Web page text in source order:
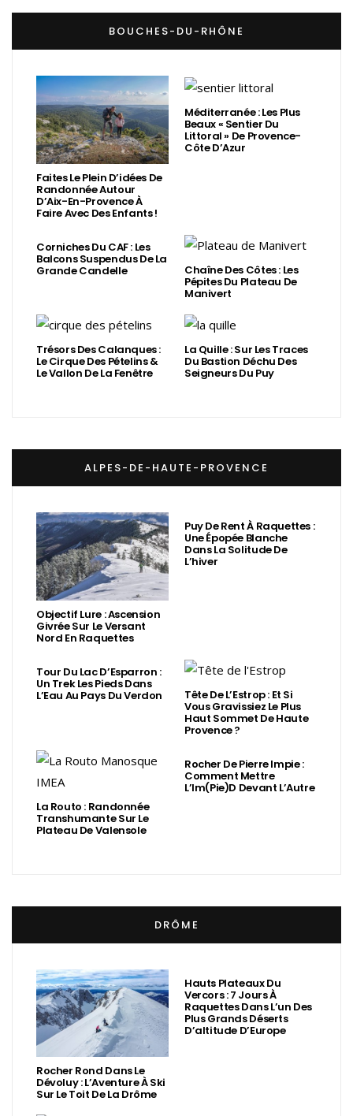
BOUCHES-DU-RHÔNE
Faites Le Plein D’idées De
Randonnée Autour
D’Aix-En-Provence À
Faire Avec Des Enfants !
Méditerranée : Les Plus
Beaux « Sentier Du
Littoral » De Provence-
Côte D’Azur
Corniches Du CAF : Les
Balcons Suspendus De La
Grande Candelle Chaîne Des Côtes : Les
Pépites Du Plateau De
Manivert
Trésors Des Calanques :
Le Cirque Des Pételins &
Le Vallon De La Fenêtre
La Quille : Sur Les Traces
Du Bastion Déchu Des
Seigneurs Du Puy
ALPES-DE-HAUTE-PROVENCE
Objectif Lure : Ascension
Givrée Sur Le Versant
Nord En Raquettes
Puy De Rent À Raquettes :
Une Épopée Blanche
Dans La Solitude De
L’hiver
Tour Du Lac D’Esparron :
Un Trek Les Pieds Dans
L’Eau Au Pays Du Verdon Tête De L’Estrop : Et Si
Vous Gravissiez Le Plus
Haut Sommet De Haute
Provence ?
La Routo : Randonnée
Transhumante Sur Le
Plateau De Valensole
Rocher De Pierre Impie :
Comment Mettre
L’Im(Pie)d Devant L’Autre
DRÔME
Rocher Rond Dans Le
Dévoluy : L’Aventure À Ski
Sur Le Toit De La Drôme
Hauts Plateaux Du
Vercors : 7 Jours À
Raquettes Dans L’un Des
Plus Grands Déserts
D’altitude D’Europe